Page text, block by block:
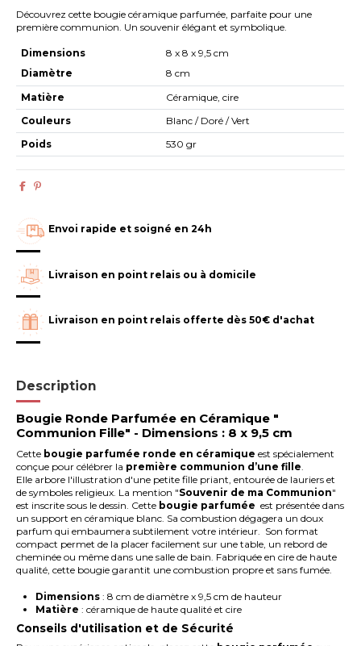
Découvrez cette bougie céramique parfumée, parfaite pour une
première communion. Un souvenir élégant et symbolique.
Dimensions
Diamètre
8 x 8 x 9,5 cm
8 cm
Matière
Céramique, cire
Couleurs
Blanc / Doré / Vert
Poids
530 gr
Envoi rapide et soigné en 24h
Livraison en point relais ou à domicile
Livraison en point relais offerte dès 50€ d'achat
Description
Bougie Ronde Parfumée en Céramique "
Communion Fille" - Dimensions : 8 x 9,5 cm
Cette bougie parfumée ronde en céramique est spécialement
conçue pour célébrer la première communion d’une fille.
Elle arbore l'illustration d'une petite fille priant, entourée de lauriers et
de symboles religieux. La mention "Souvenir de ma Communion"
est inscrite sous le dessin. Cette bougie parfumée est présentée dans
un support en céramique blanc. Sa combustion dégagera un doux
parfum qui embaumera subtilement votre intérieur. Son format
compact permet de la placer facilement sur une table, un rebord de
cheminée ou même dans une salle de bain. Fabriquée en cire de haute
qualité, cette bougie garantit une combustion propre et sans fumée.
Dimensions : 8 cm de diamètre x 9,5 cm de hauteur
Matière : céramique de haute qualité et cire
Conseils d'utilisation et de Sécurité